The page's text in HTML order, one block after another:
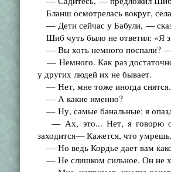
Бланш осмотрелась вокруг,
— Дети сейчас у Бабули, —
Шиб чуть было не ответил: «Я
— Вы хоть немного поспали?
— Немного. Как раз
у других людей их не бывает.
— Нет, мне тоже иногда снятся.
— А какие именно?
— Ну, самые банальные: я
— Ах, это... Нет, я говорю о
заходится— Кажется, что
— Но ведь Кордье дает вам
— Не слишком сильное. Он не